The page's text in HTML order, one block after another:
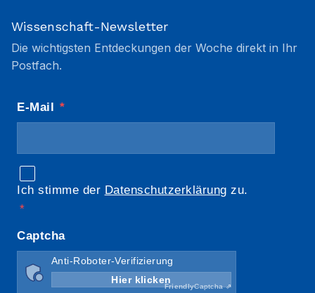
Wissenschaft-Newsletter
Die wichtigsten Entdeckungen der Woche direkt in Ihr
Postfach.